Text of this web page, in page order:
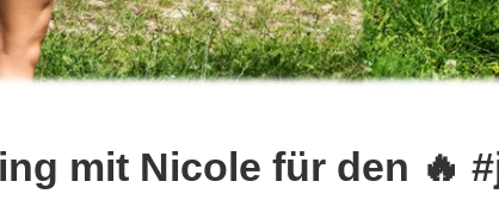
mit Nicole für den 🔥